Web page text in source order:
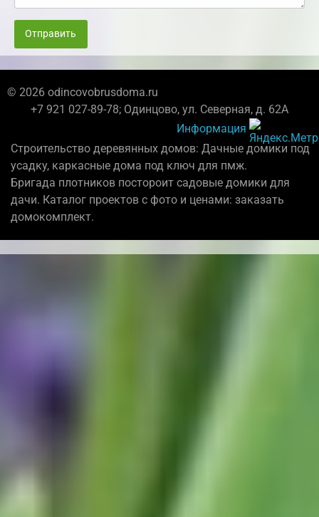
Отправить
© 2026 odincovobrusdoma.ru
+7 921 027-89-78; Одинцово, ул. Северная, д. 62А
Информация
Строительство деревянных домов: Дачные домики под
усадку, каркасные дома под ключ для пмж.
Бригада плотников постороит садовые домики для
дачи. Каталог проектов с фото и ценами: заказать
домокомплект.